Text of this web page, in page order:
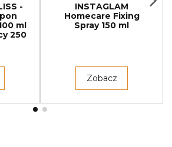
-
ml
250
INSTAGLAM
Homecare Fixing
Spray 150 ml
Zobacz